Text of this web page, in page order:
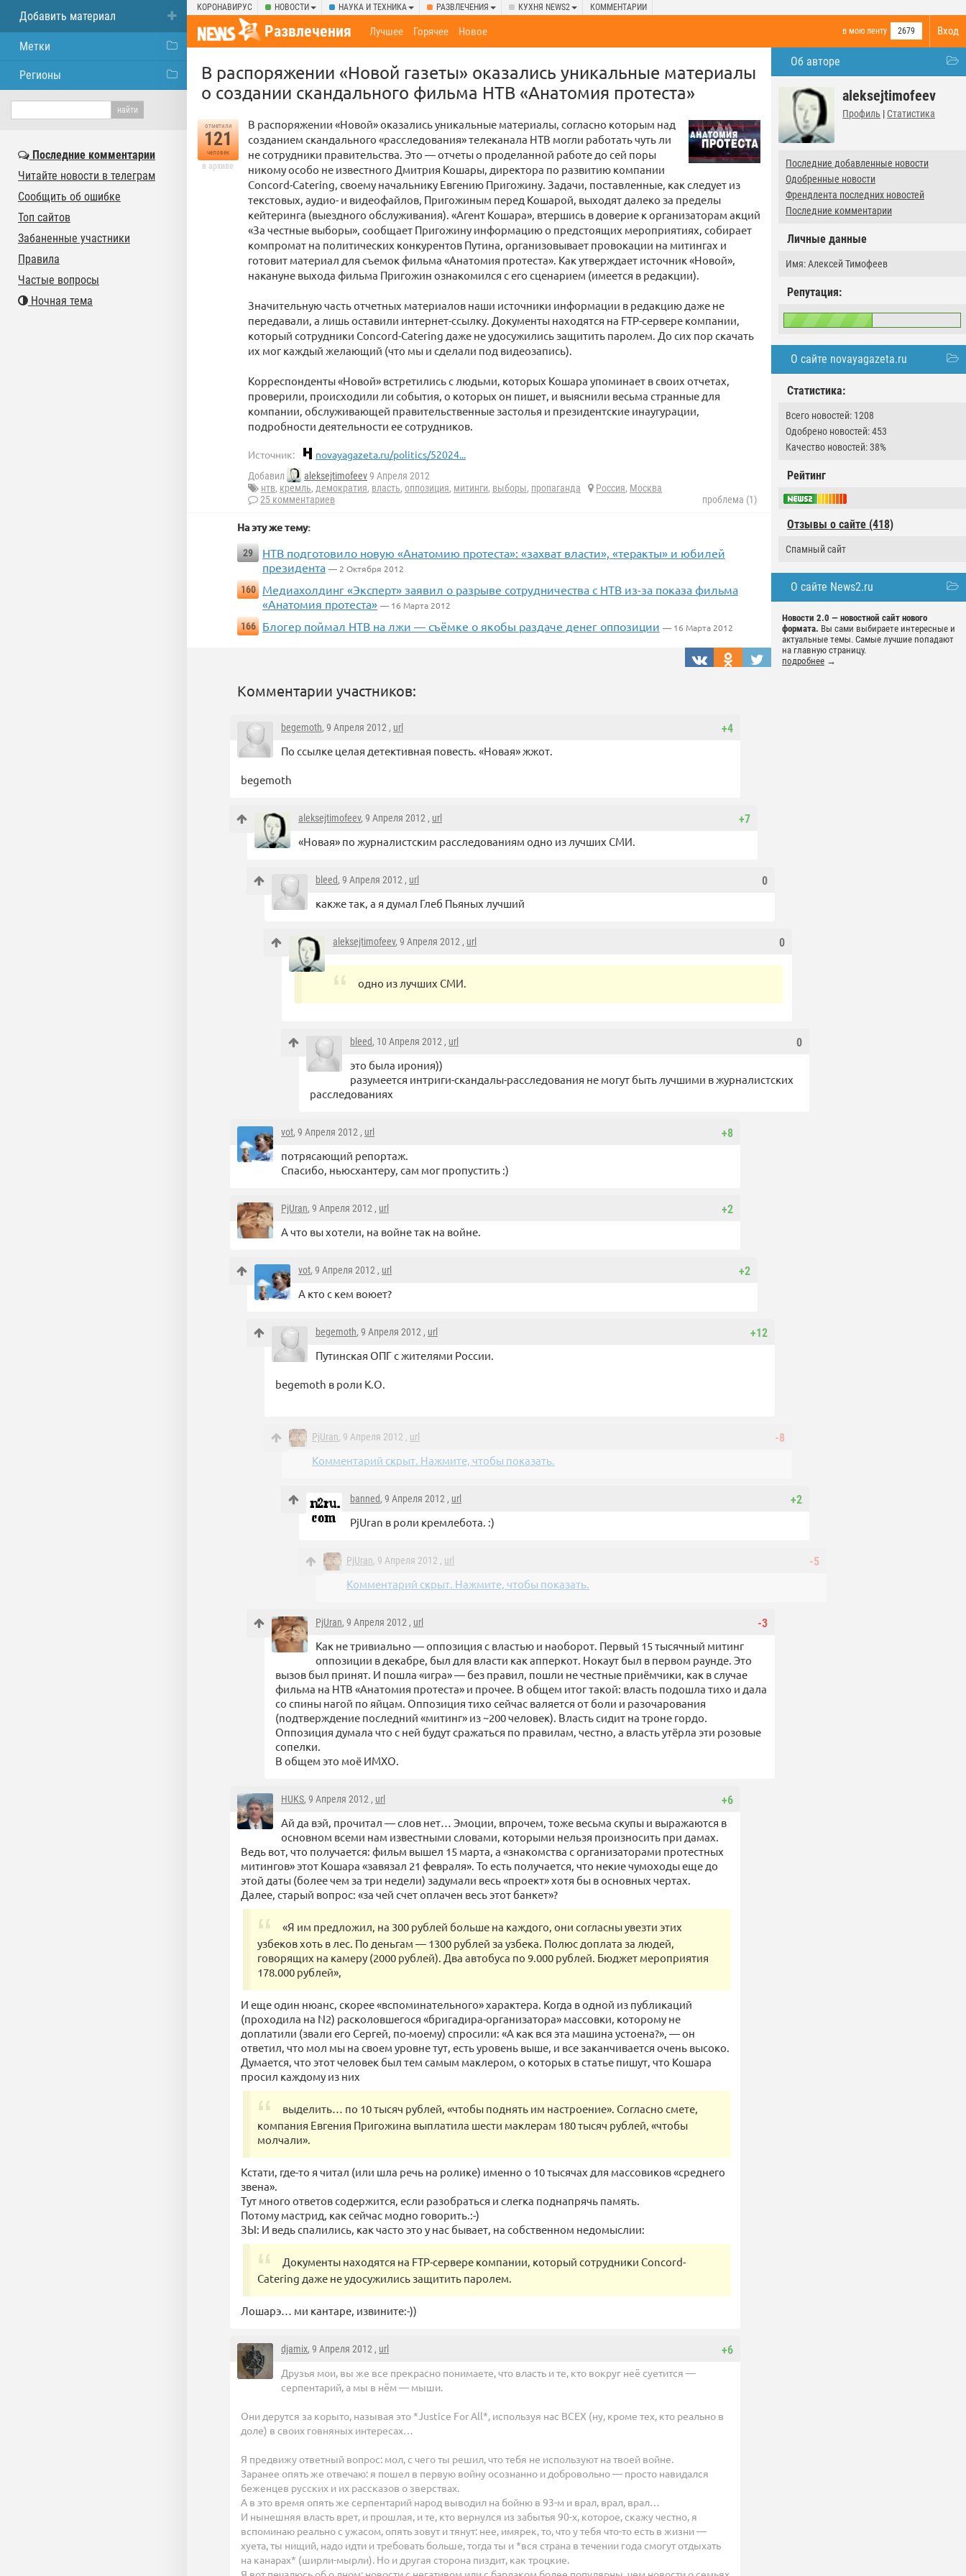
КОРОНАВИРУС НОВОСТИ НАУКА И ТЕХНИКА РАЗВЛЕЧЕНИЯ КУХНЯ NEWS2 КОММЕНТАРИИ
Вход
Развлечения в мою ленту 2679
Лучшее Горячее Новое
Об авторе
aleksejtimofeev
Профиль | Статистика
Последние добавленные новости
Одобренные новости
Френдлента последних новостей
Последние комментарии
Личные данные
Имя: Алексей Тимофеев
Репутация:
О сайте novayagazeta.ru
Статистика:
Всего новостей: 1208
Одобрено новостей: 453
Качество новостей: 38%
Рейтинг
Отзывы о сайте (418)
Спамный сайт
О сайте News2.ru
Новости 2.0 — новостной сайт нового
формата. Вы сами выбираете интересные и
актуальные темы. Самые лучшие попадают
на главную страницу.
подробнее →
В распоряжении «Новой газеты» оказались уникальные материалы
о создании скандального фильма НТВ «Анатомия протеста»
отметили
121
человек
в архиве
В распоряжении «Новой» оказались уникальные материалы, согласно которым над
созданием скандального «расследования» телеканала НТВ могли работать чуть ли
не сотрудники правительства. Это — отчеты о проделанной работе до сей поры
никому особо не известного Дмитрия Кошары, директора по развитию компании
Concord-Catering, своему начальнику Евгению Пригожину. Задачи, поставленные, как следует из
текстовых, аудио- и видеофайлов, Пригожиным перед Кошарой, выходят далеко за пределы
кейтеринга (выездного обслуживания). «Агент Кошара», втершись в доверие к организаторам акций
«За честные выборы», сообщает Пригожину информацию о предстоящих мероприятиях, собирает
компромат на политических конкурентов Путина, организовывает провокации на митингах и
готовит материал для съемок фильма «Анатомия протеста». Как утверждает источник «Новой»,
накануне выхода фильма Пригожин ознакомился с его сценарием (имеется в редакции).
Значительную часть отчетных материалов наши источники информации в редакцию даже не
передавали, а лишь оставили интернет-ссылку. Документы находятся на FTP-сервере компании,
который сотрудники Concord-Catering даже не удосужились защитить паролем. До сих пор скачать
их мог каждый желающий (что мы и сделали под видеозапись).
Корреспонденты «Новой» встретились с людьми, которых Кошара упоминает в своих отчетах,
проверили, происходили ли события, о которых он пишет, и выяснили весьма странные для
компании, обслуживающей правительственные застолья и президентские инаугурации,
подробности деятельности ее сотрудников.
Источник: novayagazeta.ru/politics/52024...
Добавил aleksejtimofeev9 Апреля 2012
нтв, кремль, демократия, власть, оппозиция, митинги, выборы, пропаганда Россия, Москва
25 комментариев
проблема (1)
На эту же тему:
29
НТВ подготовило новую «Анатомию протеста»: «захват власти», «теракты» и юбилей
президента — 2 Октября 2012
160
Медиахолдинг «Эксперт» заявил о разрыве сотрудничества с НТВ из-за показа фильма
«Анатомия протеста» — 16 Марта 2012
166
Блогер поймал НТВ на лжи — съёмке о якобы раздаче денег оппозиции — 16 Марта 2012
Комментарии участников:
+4
begemoth, 9 Апреля 2012 , url
По ссылке целая детективная повесть. «Новая» жжот.
begemoth
+7
aleksejtimofeev, 9 Апреля 2012 , url
«Новая» по журналистским расследованиям одно из лучших СМИ.
0
bleed, 9 Апреля 2012 , url
какже так, а я думал Глеб Пьяных лучший
0
aleksejtimofeev, 9 Апреля 2012 , url
одно из лучших СМИ.
0
bleed, 10 Апреля 2012 , url
это была ирония))
разумеется интриги-скандалы-расследования не могут быть лучшими в журналистских
расследованиях
+8
vot, 9 Апреля 2012 , url
потрясающий репортаж.
Спасибо, ньюсхантеру, сам мог пропустить :)
+2
PjUran, 9 Апреля 2012 , url
А что вы хотели, на войне так на войне.
+2
vot, 9 Апреля 2012 , url
А кто с кем воюет?
+12
begemoth, 9 Апреля 2012 , url
Путинская ОПГ с жителями России.
begemoth в роли К.О.
-8
PjUran, 9 Апреля 2012 , url
Комментарий скрыт. Нажмите, чтобы показать.
+2
banned, 9 Апреля 2012 , url
PjUran в роли кремлебота. :)
-5
PjUran, 9 Апреля 2012 , url
Комментарий скрыт. Нажмите, чтобы показать.
-3
PjUran, 9 Апреля 2012 , url
Как не тривиально — оппозиция с властью и наоборот. Первый 15 тысячный митинг
оппозиции в декабре, был для власти как апперкот. Нокаут был в первом раунде. Это
вызов был принят. И пошла «игра» — без правил, пошли не честные приёмчики, как в случае
фильма на НТВ «Анатомия протеста» и прочее. В общем итог такой: власть подошла тихо и дала
со спины нагой по яйцам. Оппозиция тихо сейчас валяется от боли и разочарования
(подтверждение последний «митинг» из ~200 человек). Власть сидит на троне гордо.
Оппозиция думала что с ней будут сражаться по правилам, честно, а власть утёрла эти розовые
сопелки.
В общем это моё ИМХО.
+6
HUKS, 9 Апреля 2012 , url
Ай да вэй, прочитал — слов нет… Эмоции, впрочем, тоже весьма скупы и выражаются в
основном всеми нам известными словами, которыми нельзя произносить при дамах.
Ведь вот, что получается: фильм вышел 15 марта, а «знакомства с организаторами протестных
митингов» этот Кошара «завязал 21 февраля». То есть получается, что некие чумоходы еще до
этой даты (более чем за три недели) задумали весь «проект» хотя бы в основных чертах.
Далее, старый вопрос: «за чей счет оплачен весь этот банкет»?
«Я им предложил, на 300 рублей больше на каждого, они согласны увезти этих
узбеков хоть в лес. По деньгам — 1300 рублей за узбека. Полюс доплата за людей,
говорящих на камеру (2000 рублей). Два автобуса по 9.000 рублей. Бюджет мероприятия
178.000 рублей»,
И еще один нюанс, скорее «вспоминательного» характера. Когда в одной из публикаций
(проходила на N2) расколовшегося «бригадира-организатора» массовки, которому не
доплатили (звали его Сергей, по-моему) спросили: «А как вся эта машина устоена?», — он
ответил, что мол мы на своем уровне тут, есть уровень выше, и все заканчивается очень высоко.
Думается, что этот человек был тем самым маклером, о которых в статье пишут, что Кошара
просил каждому из них
выделить… по 10 тысяч рублей, «чтобы поднять им настроение». Согласно смете,
компания Евгения Пригожина выплатила шести маклерам 180 тысяч рублей, «чтобы
молчали».
Кстати, где-то я читал (или шла речь на ролике) именно о 10 тысячах для массовиков «среднего
звена».
Тут много ответов содержится, если разобраться и слегка поднапрячь память.
Потому мастрид, как сейчас модно говорить.:-)
ЗЫ: И ведь спалились, как часто это у нас бывает, на собственном недомыслии:
Документы находятся на FTP-сервере компании, который сотрудники Concord-
Catering даже не удосужились защитить паролем.
Лошарэ… ми кантаре, извините:-))
+6
djamix, 9 Апреля 2012 , url
Друзья мои, вы же все прекрасно понимаете, что власть и те, кто вокруг неё суетится —
серпентарий, а мы в нём — мыши.
Они дерутся за корыто, называя это *Justice For All*, используя нас ВСЕХ (ну, кроме тех, кто реально в
доле) в своих говняных интересах…
Я предвижу ответный вопрос: мол, с чего ты решил, что тебя не используют на твоей войне.
Заранее опять же отвечаю: я пошел в первую войну осознанно и добровольно — просто навидался
беженцев русских и их рассказов о зверствах.
А в это время опять же серпентарий народ выводил на бойню в 93-м и врал, врал, врал…
И нынешняя власть врет, и прошлая, и те, кто вернулся из забытья 90-х, которое, скажу честно, я
вспоминаю реально с ужасом, опять зовут и тянут: нее, имярек, то, что у тебя что-то есть в жизни —
хуета, ты нищий, надо идти и требовать больше, тогда ты и *вся страна в течении года смогут отдыхать
на канарах* (ширли-мырли). Но и другая сторона пиздит, как троцкие.
Добавить материал
Метки
Регионы
Последние комментарии
Читайте новости в телеграм
Сообщить об ошибке
Топ сайтов
Забаненные участники
Правила
Частые вопросы
Ночная тема